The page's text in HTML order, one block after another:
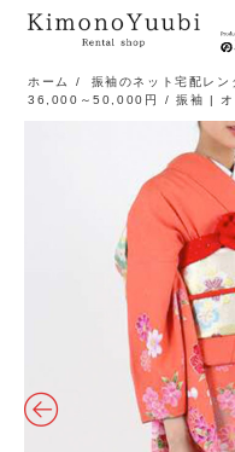
ホーム / 振袖のネット宅配レン
36,000～50,000円
/ 振袖 | オ